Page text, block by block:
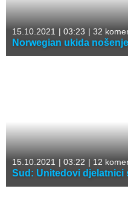
15.10.2021 | 03:23 | 32
Norwegian ukida
15.10.2021 | 03:22 | 12
Sud: Unitedovi djelatnici